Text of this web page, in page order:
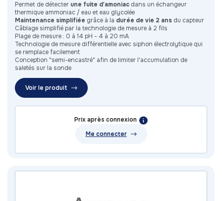
Permet de détecter une fuite d'amoniac dans un échangeur
thermique ammoniac / eau et eau glycolée
Maintenance simplifiée grâce à la durée de vie 2 ans du capteur
Câblage simplifié par la technologie de mesure à 2 fils
Plage de mesure : 0 à 14 pH - 4 à 20 mA
Technologie de mesure différentielle avec siphon électrolytique qui
se remplace facilement
Conception "semi-encastré" afin de limiter l'accumulation de
saletés sur la sonde
Voir le produit
Prix après connexion
Me connecter